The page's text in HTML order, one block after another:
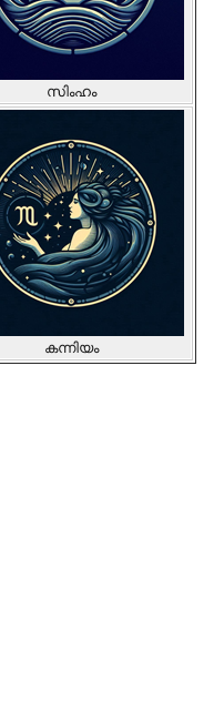
സിംഹം
കന്നിയം